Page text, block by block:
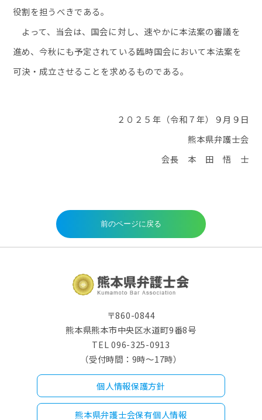
役割を担うべきである。
よって、当会は、国会に対し、速やかに本法案の審議を
進め、今秋にも予定されている臨時国会において本法案を
可決・成立させることを求めるものである。
２０２５年（令和７年）９月９日
熊本県弁護士会
会長 本 田 悟 士
〒860-0844
熊本県熊本市中央区水道町9番8号
TEL 096-325-0913
（受付時間：9時～17時）
個人情報保護方針
熊本県弁護士会保有個人情報